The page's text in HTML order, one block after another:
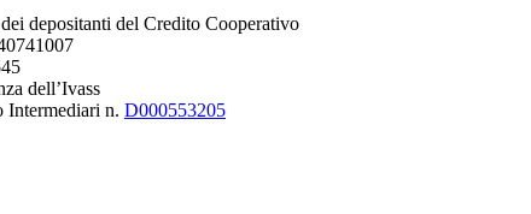
depositanti del Credito Cooperativo
dell’Ivass
Intermediari n. D000553205